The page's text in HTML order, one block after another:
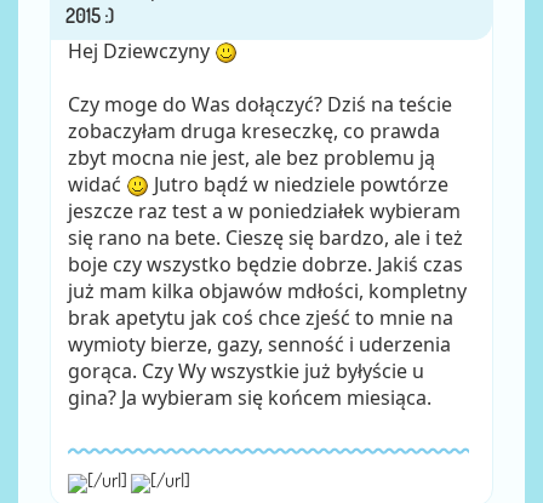
Hej Dziewczyny
Czy moge do Was dołączyć? Dziś na teście
zobaczyłam druga kreseczkę, co prawda
zbyt mocna nie jest, ale bez problemu ją
widać
Jutro bądź w niedziele powtórze
jeszcze raz test a w poniedziałek wybieram
się rano na bete. Cieszę się bardzo, ale i też
boje czy wszystko będzie dobrze. Jakiś czas
już mam kilka objawów mdłości, kompletny
brak apetytu jak coś chce zjeść to mnie na
wymioty bierze, gazy, senność i uderzenia
gorąca. Czy Wy wszystkie już byłyście u
gina? Ja wybieram się końcem miesiąca.
[/url] [/url]